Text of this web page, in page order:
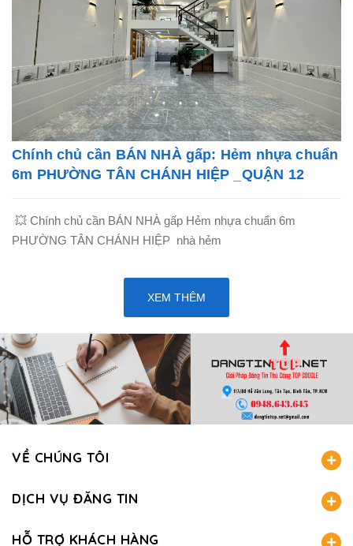
Chính chủ cần BÁN NHÀ gấp: Hẻm nhựa chuẩn
6m PHƯỜNG TÂN CHÁNH HIỆP _QUẬN 12
💥 Chính chủ cần BÁN NHÀ gấp Hẻm nhựa chuẩn 6m
PHƯỜNG TÂN CHÁNH HIỆP nhà hẻm
XEM THÊM
VỀ CHÚNG TÔI
DỊCH VỤ ĐĂNG TIN
HỖ TRỢ KHÁCH HÀNG